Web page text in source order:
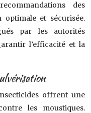
des
et sécurisée.
par les autorités
l’efficacité et la
offrent une
les moustiques.